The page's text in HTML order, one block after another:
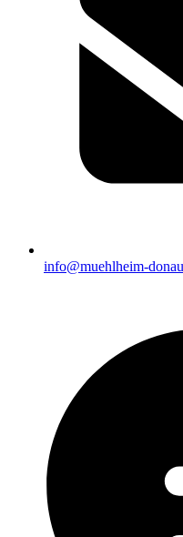
info@muehlheim-